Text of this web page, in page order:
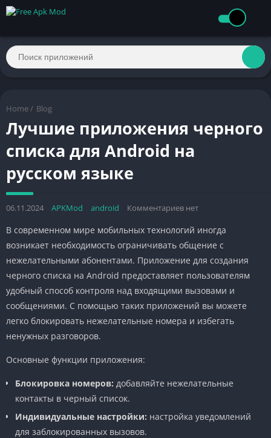
Home / Blog
Лучшие приложения черного
списка для Android на
русском языке
06.11.2024 APKMod android Комментариев нет
В современном мире мобильных технологий иногда
возникает необходимость ограничивать общение с
нежелательными абонентами. Приложение для создания
черного списка на Android предоставляет пользователям
удобный способ контроля над входящими вызовами и
сообщениями. С помощью таких приложений вы можете
легко блокировать нежелательные номера и избегать
ненужных разговоров.
Основные функции приложения:
Блокировка номеров: добавляйте нежелательные
контакты в черный список.
Индивидуальные настройки: настройка уведомлений
для заблокированных вызовов.